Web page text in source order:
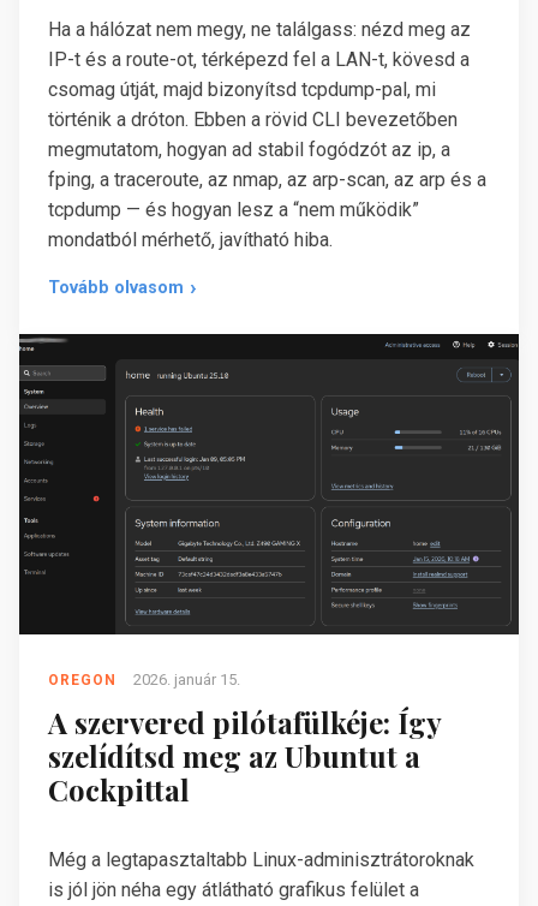
Ha a hálózat nem megy, ne találgass: nézd meg az
IP-t és a route-ot, térképezd fel a LAN-t, kövesd a
csomag útját, majd bizonyítsd tcpdump-pal, mi
történik a dróton. Ebben a rövid CLI bevezetőben
megmutatom, hogyan ad stabil fogódzót az ip, a
fping, a traceroute, az nmap, az arp-scan, az arp és a
tcpdump — és hogyan lesz a “nem működik”
mondatból mérhető, javítható hiba.
Tovább olvasom
OREGON 2026. január 15.
A szervered pilótafülkéje: Így
szelídítsd meg az Ubuntut a
Cockpittal
Még a legtapasztaltabb Linux-adminisztrátoroknak
is jól jön néha egy átlátható grafikus felület a